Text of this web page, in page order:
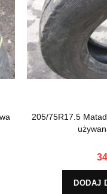
205/75R17.5
DODAJ